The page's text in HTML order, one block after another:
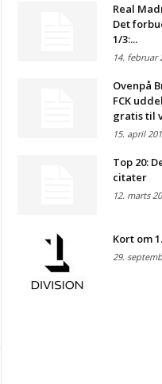
Real
Det
1/3:...
14. februar
Ovenpå
FCK
gratis til
15. april
Top 20:
citater
12. marts
Kort om
29.